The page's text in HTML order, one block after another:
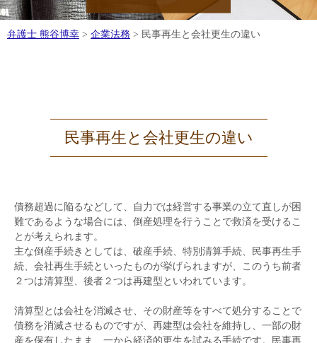
弁護士 熊谷博幸 > 企業法務 > 民事再生と会社更生の違い
民事再生と会社更生の違い
債務超過に陥るなどして、自力では経営する事業の立て直しが困
難であるような場合には、倒産処理を行うことで救済を受けるこ
とが考えられます。
主な倒産手続きとしては、破産手続、特別清算手続、民事再生手
続、会社再生手続といったものが挙げられますが、このうち前者
２つは清算型、後者２つは再建型といわれています。
清算型とは会社を消滅させ、その財産等をすべて処分することで
債務を消滅させるものですが、再建型は会社を維持し、一部の財
産を保有したまま、一から経済的更生を試みる手続です。民事再